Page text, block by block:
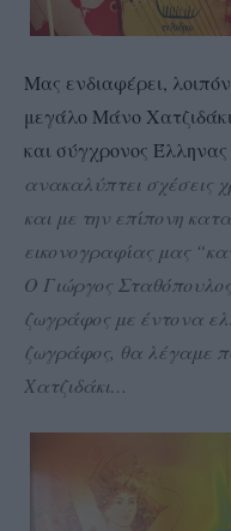
Μας ενδιαφέρει,
μεγάλο Μάνο Χατζιδάκι
και σύγχρονος
ανακαλύπτει σχέσεις
και με την επίπονη
εικονογραφίας μας
Ο Γιώργος
ζωγράφος με έντονα
ζωγράφος, θα λέγαμε
Χατζιδάκι…